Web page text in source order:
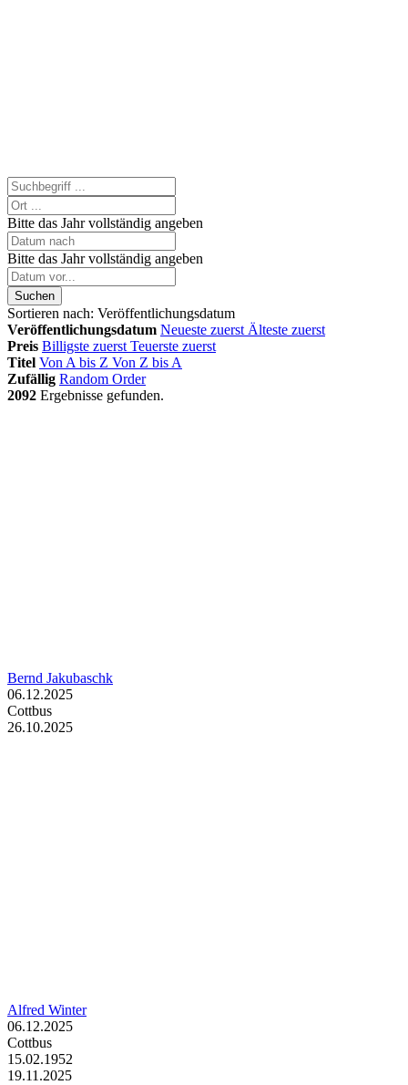
Bitte das Jahr vollständig angeben
Bitte das Jahr vollständig angeben
Suchen
Sortieren nach: Veröffentlichungsdatum
Veröffentlichungsdatum Neueste zuerst Älteste zuerst
Preis Billigste zuerst Teuerste zuerst
Titel Von A bis Z Von Z bis A
Zufällig Random Order
2092 Ergebnisse gefunden.
Bernd Jakubaschk
06.12.2025
Cottbus
26.10.2025
Alfred Winter
06.12.2025
Cottbus
15.02.1952
19.11.2025